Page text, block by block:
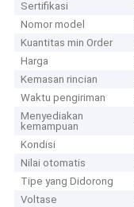
Sertifikasi
Nomor model
Kuantitas min Order
Harga
Kemasan rincian
Waktu pengiriman
Menyediakan
kemampuan
Kondisi
Nilai otomatis
Tipe yang Didorong
Voltase